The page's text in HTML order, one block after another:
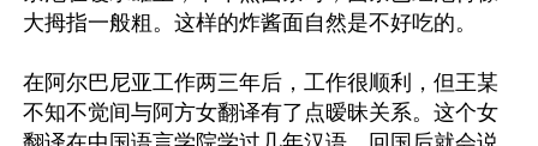
大拇指一般粗。这样的炸酱面自然是不好吃的。
在阿尔巴尼亚工作两三年后，工作很顺利，但王某
不知不觉间与阿方女翻译有了点暧昧关系。这个女